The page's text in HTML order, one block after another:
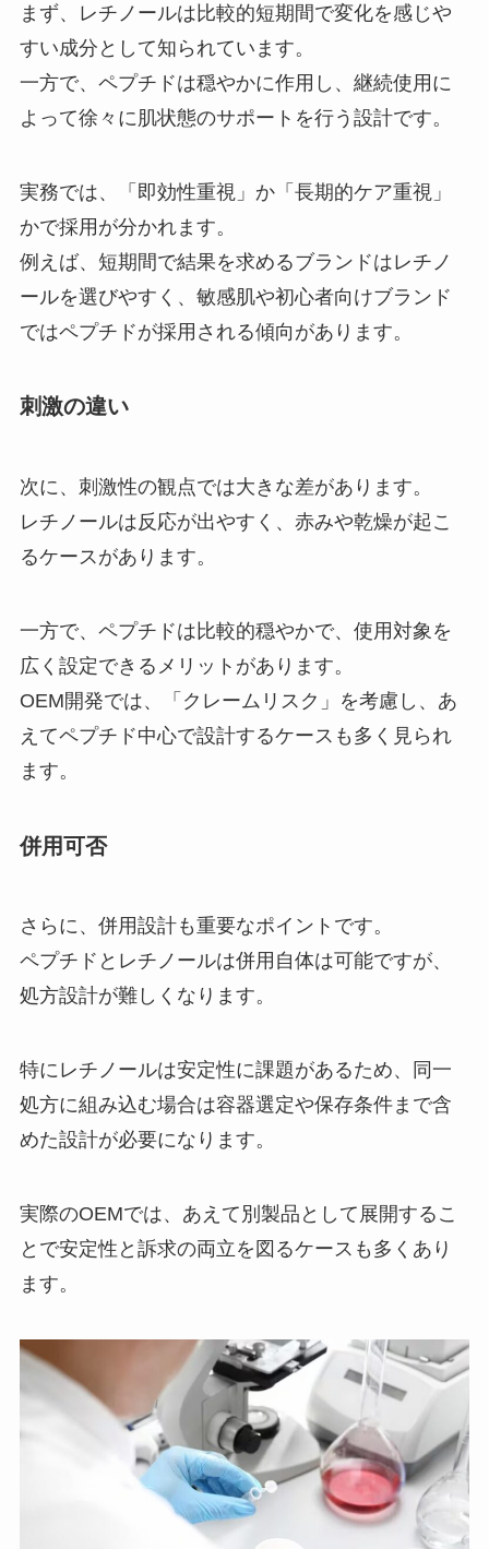
まず、レチノールは比較的短期間で変化を感じや
すい成分として知られています。
一方で、ペプチドは穏やかに作用し、継続使用に
よって徐々に肌状態のサポートを行う設計です。
実務では、「即効性重視」か「長期的ケア重視」
かで採用が分かれます。
例えば、短期間で結果を求めるブランドはレチノ
ールを選びやすく、敏感肌や初心者向けブランド
ではペプチドが採用される傾向があります。
刺激の違い
次に、刺激性の観点では大きな差があります。
レチノールは反応が出やすく、赤みや乾燥が起こ
るケースがあります。
一方で、ペプチドは比較的穏やかで、使用対象を
広く設定できるメリットがあります。
OEM開発では、「クレームリスク」を考慮し、あ
えてペプチド中心で設計するケースも多く見られ
ます。
併用可否
さらに、併用設計も重要なポイントです。
ペプチドとレチノールは併用自体は可能ですが、
処方設計が難しくなります。
特にレチノールは安定性に課題があるため、同一
処方に組み込む場合は容器選定や保存条件まで含
めた設計が必要になります。
実際のOEMでは、あえて別製品として展開するこ
とで安定性と訴求の両立を図るケースも多くあり
ます。